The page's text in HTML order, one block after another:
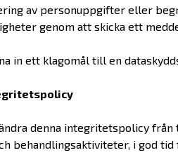
av personuppgifter eller
genom att skicka ett
in ett klagomål till en
denna integritetspolicy
behandlingsaktiviteter, i god